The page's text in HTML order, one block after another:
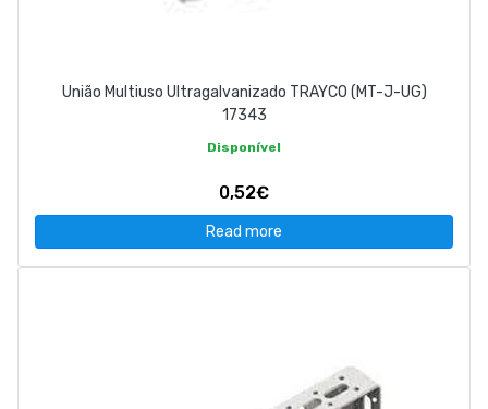
União Multiuso Ultragalvanizado TRAYCO (MT-J-UG)
17343
Disponível
0,52€
Read more